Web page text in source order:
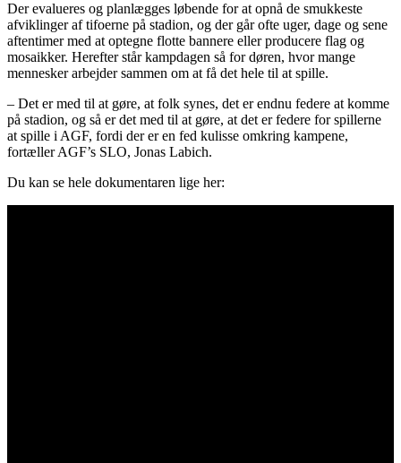
Der evalueres og planlægges løbende for at opnå de smukkeste
afviklinger af tifoerne på stadion, og der går ofte uger, dage og sene
aftentimer med at optegne flotte bannere eller producere flag og
mosaikker. Herefter står kampdagen så for døren, hvor mange
mennesker arbejder sammen om at få det hele til at spille.
– Det er med til at gøre, at folk synes, det er endnu federe at komme
på stadion, og så er det med til at gøre, at det er federe for spillerne
at spille i AGF, fordi der er en fed kulisse omkring kampene,
fortæller AGF’s SLO, Jonas Labich.
Du kan se hele dokumentaren lige her: